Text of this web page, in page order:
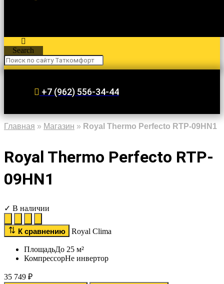
Search
+7 (962) 556-34-44
Главная » Магазин » Royal Thermo Perfecto RTP-09HN1
Royal Thermo Perfecto RTP-
09HN1
✓ В наличии
К сравнению Royal Clima
ПлощадьДо 25 м²
КомпрессорНе инвертор
35 749 ₽